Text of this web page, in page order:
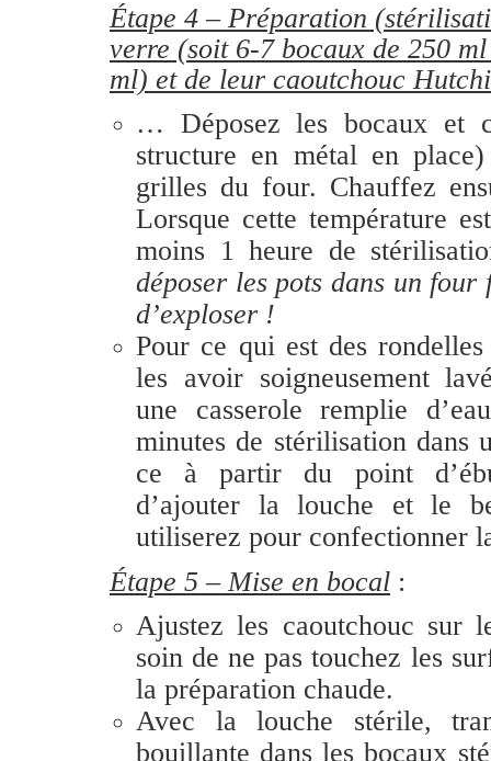
Étape 4 – Préparation
verre (soit 6-7 bocaux de 250
ml) et de leur caoutchouc
… Déposez les bocaux et
structure en métal en
grilles du four. Chauffez
Lorsque cette température
moins 1 heure de
déposer les pots dans un
d’exploser !
Pour ce qui est des
les avoir soigneusement
une casserole remplie
minutes de stérilisation dans
ce à partir du point
d’ajouter la louche et le
utiliserez pour confectionner
Étape 5 – Mise en bocal :
Ajustez les caoutchouc sur
soin de ne pas touchez les
la préparation chaude.
Avec la louche stérile,
bouillante dans les bocaux